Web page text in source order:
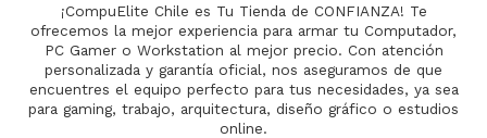
¡CompuElite Chile es Tu Tienda de CONFIANZA! Te
ofrecemos la mejor experiencia para armar tu Computador,
PC Gamer o Workstation al mejor precio. Con atención
personalizada y garantía oficial, nos aseguramos de que
encuentres el equipo perfecto para tus necesidades, ya sea
para gaming, trabajo, arquitectura, diseño gráfico o estudios
online.